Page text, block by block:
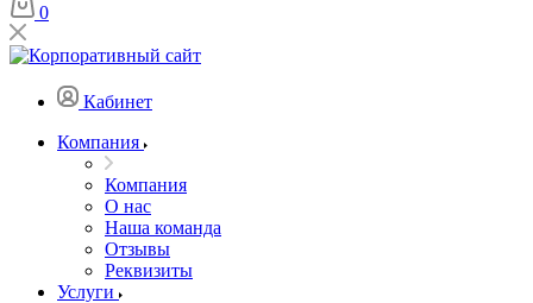
0
Кабинет
Компания
Компания
О нас
Наша команда
Отзывы
Реквизиты
Услуги